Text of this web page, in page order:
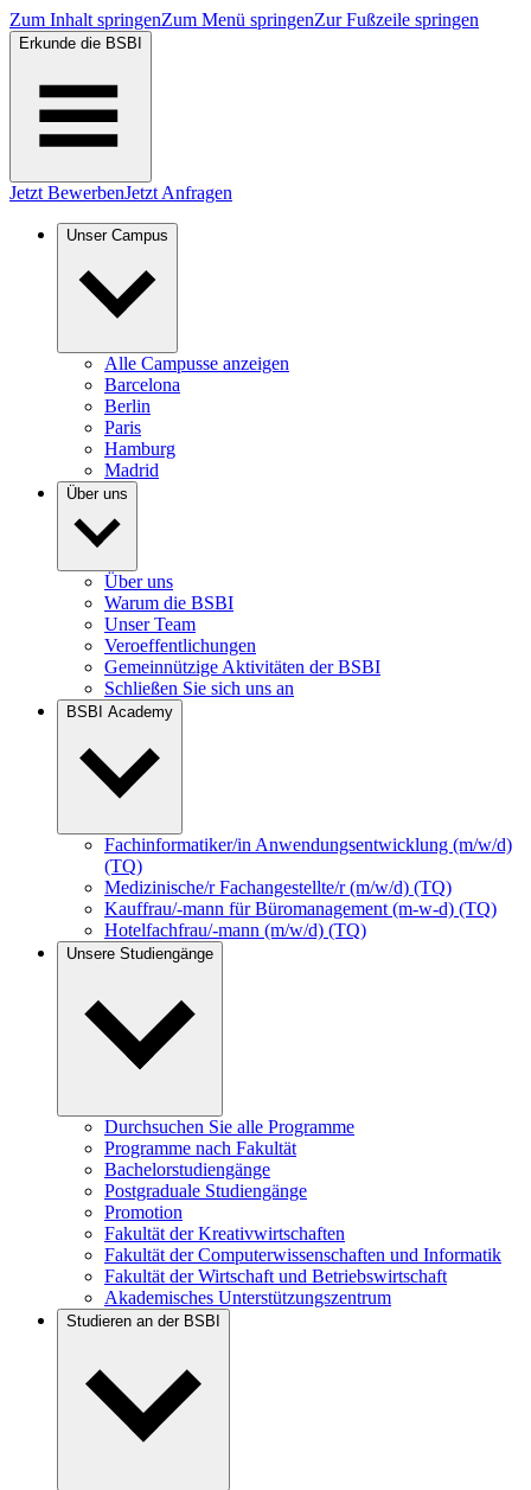
Zum Inhalt springenZum Menü springenZur Fußzeile springen
Erkunde die BSBI
Jetzt BewerbenJetzt Anfragen
Unser Campus
Alle Campusse anzeigen
Barcelona
Berlin
Paris
Hamburg
Madrid
Über uns
Über uns
Warum die BSBI
Unser Team
Veroeffentlichungen
Gemeinnützige Aktivitäten der BSBI
Schließen Sie sich uns an
BSBI Academy
Fachinformatiker/in Anwendungsentwicklung (m/w/d)
(TQ)
Medizinische/r Fachangestellte/r (m/w/d) (TQ)
Kauffrau/-mann für Büromanagement (m-w-d) (TQ)
Hotelfachfrau/-mann (m/w/d) (TQ)
Unsere Studiengänge
Durchsuchen Sie alle Programme
Programme nach Fakultät
Bachelorstudiengänge
Postgraduale Studiengänge
Promotion
Fakultät der Kreativwirtschaften
Fakultät der Computerwissenschaften und Informatik
Fakultät der Wirtschaft und Betriebswirtschaft
Akademisches Unterstützungszentrum
Studieren an der BSBI